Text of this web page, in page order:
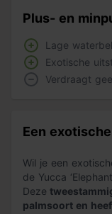
Plus- en
Lage
Exotische
Verdraagt
Een
Wil je een
de Yucca
Deze
palmsoort en